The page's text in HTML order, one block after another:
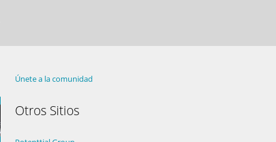
Únete a la comunidad
Otros Sitios